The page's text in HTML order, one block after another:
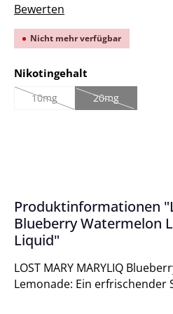
Durchschnittliche Bewertung
Bewerten
Nicht mehr verfügbar
Nikotingehalt
10mg
(Diese Option ist zurzeit nicht
20mg
(Diese Option
Produktinformationen
Blueberry Watermelon
Liquid"
LOST MARY MARYLIQ
Lemonade: Ein erfrischender